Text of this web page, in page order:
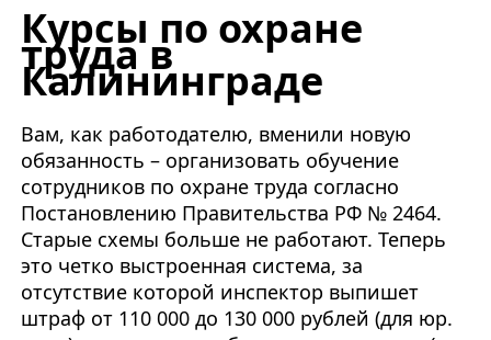
Курсы по охране
труда в
Калининграде
Вам, как работодателю, вменили новую
обязанность – организовать обучение
сотрудников по охране труда согласно
Постановлению Правительства РФ № 2464.
Старые схемы больше не работают. Теперь
это четко выстроенная система, за
отсутствие которой инспектор выпишет
штраф от 110 000 до 130 000 рублей (для юр.